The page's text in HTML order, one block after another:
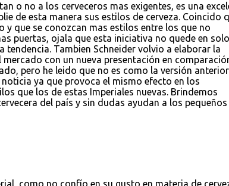
o no a los cerveceros mas exigentes, es una
de esta manera sus estilos de cerveza. Coincido
y que se conozcan mas estilos entre los que no
puertas, ojala que esta iniciativa no quede en
tendencia. Tambien Schneider volvio a elaborar la
mercado con un nueva presentación en
pero he leido que no es como la versión
ya que provoca el mismo efecto en los
que los de estas Imperiales nuevas. Brindemos
del país y sin dudas ayudan a los pequeños
como no confío en su gusto en materia de